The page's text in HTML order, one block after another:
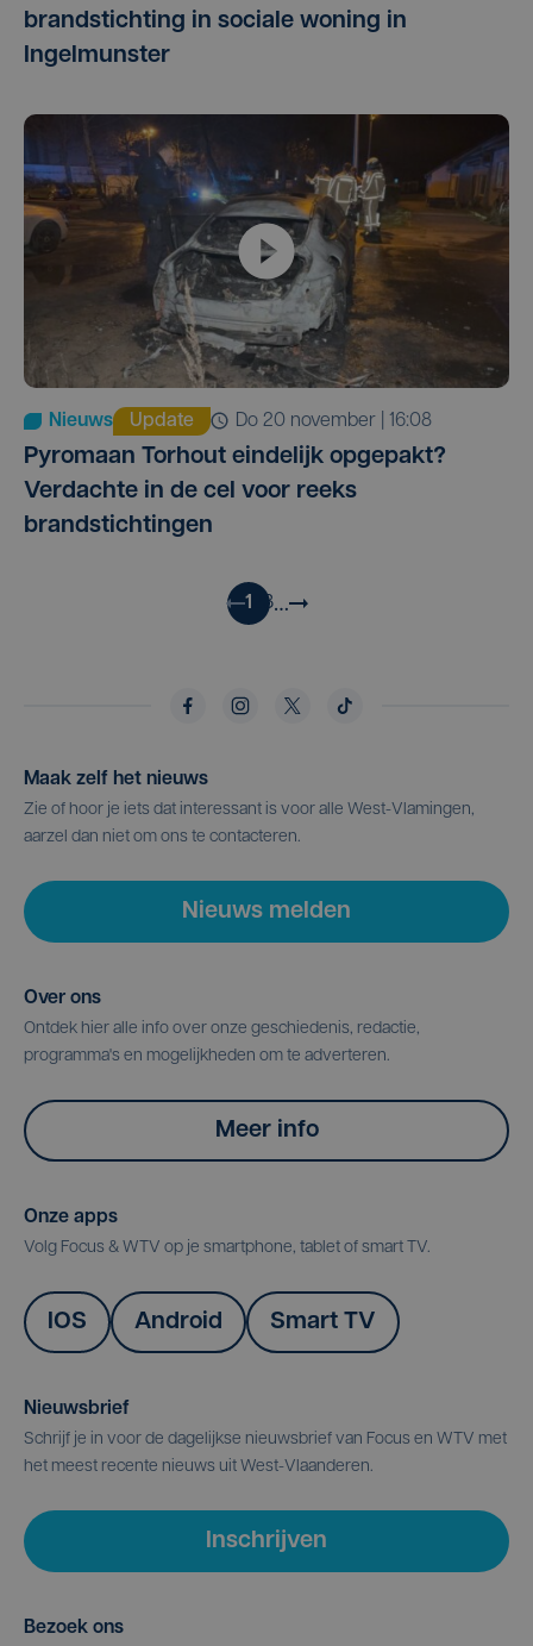
brandstichting in sociale woning in
Ingelmunster
Nieuws Update do 20 november | 16:08
Pyromaan Torhout eindelijk opgepakt?
Verdachte in de cel voor reeks
brandstichtingen
1 3…
Maak zelf het nieuws
Zie of hoor je iets dat interessant is voor alle West-Vlamingen,
aarzel dan niet om ons te contacteren.
Nieuws melden
Over ons
Ontdek hier alle info over onze geschiedenis, redactie,
programma's en mogelijkheden om te adverteren.
Meer info
Onze apps
Volg Focus & WTV op je smartphone, tablet of smart TV.
IOS Android Smart TV
Nieuwsbrief
Schrijf je in voor de dagelijkse nieuwsbrief van Focus en WTV met
het meest recente nieuws uit West-Vlaanderen.
Inschrijven
Bezoek ons